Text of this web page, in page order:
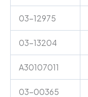
03-12975
03-13204
A30107011
03-00365